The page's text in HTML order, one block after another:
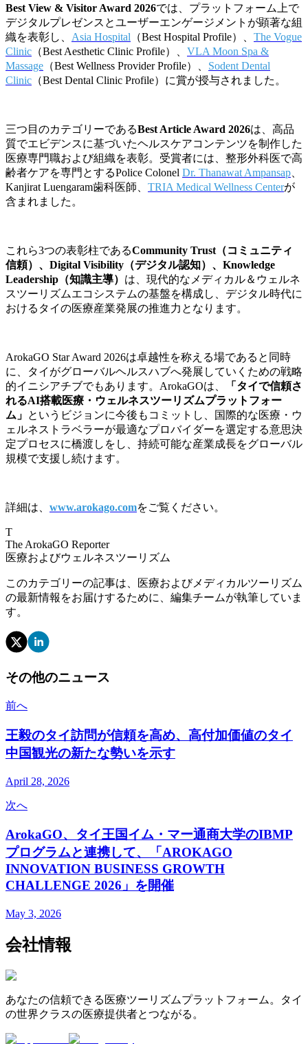
Best View & Visitor Award 2026では、プラットフォーム上で
デジタルプレゼンスとユーザーエンゲージメントが顕著な組
織を表彰し、 Asia Hospital （Best Hospital Profile）、 The Vogue
Clinic （Best Aesthetic Clinic Profile）、 VLA Moon Spa &
Massage （Best Wellness Provider Profile）、 Sodent Dental
Clinic （Best Dental Clinic Profile）に賞が授与されました。
三つ目のカテゴリーであるBest Article Award 2026は、高品
質でエビデンスに基づいたヘルスケアコンテンツを制作した
医療専門職および組織を表彰。受賞者には、整形外科医で高
齢者ケアを専門とするPolice Colonel Dr. Thanawat Ampansap
Kanjirat Luengaram歯科医師、 TRIA Medical Wellness Centerが
含まれました。
これら3つの表彰柱であるCommunity Trust（コミュニティ
信頼）、Digital Visibility（デジタル認知）、Knowledge
Leadership（知識主導） は、現代的なメディカル＆ウェルネ
スツーリズムエコシステムの基盤を構成し、デジタル時代に
おけるタイの医療産業発展の推進力となります。
ArokaGO Star Award 2026は卓越性を称える場であると同時
に、タイがグローバルヘルスハブへ発展していくための戦略
的イニシアチブでもあります。ArokaGOは、
「タイで信頼さ
れるAI搭載医療・ウェルネスツーリズムプラットフォー
ム」 というビジョンに今後もコミットし、国際的な医療・ウ
ェルネストラベラーが最適なプロバイダーを選定する意思決
定プロセスに橋渡しをし、持続可能な産業成長をグローバル
規模で支援し続けます。
詳細は、 www.arokago.comをご覧ください。
T
The ArokaGO Reporter
医療およびウェルネスツーリズム
このカテゴリーの記事は、医療およびメディカルツーリズム
の最新情報をお届けするために、編集チームが執筆していま
す。
その他のニュース
前へ
王毅のタイ訪問が信頼を高め、高付加価値のタイ
中国観光の新たな勢いを示す
April 28, 2026
次へ
ArokaGO、タイ王国イム・マー通商大学のIBMP
プログラムと連携して、「AROKAGO
INNOVATION BUSINESS GROWTH
CHALLENGE 2026」を開催
May 3, 2026
会社情報
あなたの信頼できる医療ツーリズムプラットフォーム。タイ
の世界クラスの医療提供者とつながる。